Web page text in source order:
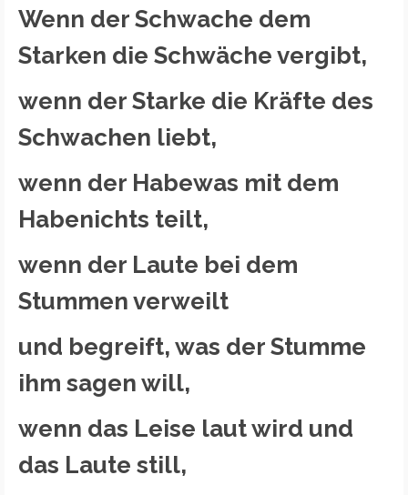
Wenn der Schwache dem
Starken die Schwäche vergibt,
wenn der Starke die Kräfte des
Schwachen liebt,
wenn der Habewas mit dem
Habenichts teilt,
wenn der Laute bei dem
Stummen verweilt
und begreift, was der Stumme
ihm sagen will,
wenn das Leise laut wird und
das Laute still,